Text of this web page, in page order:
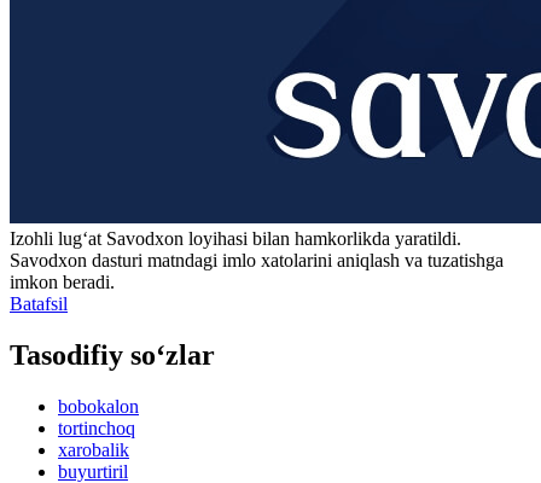
Izohli lugʻat Savodxon loyihasi bilan hamkorlikda yaratildi.
Savodxon dasturi matndagi imlo xatolarini aniqlash va tuzatishga
imkon beradi.
Batafsil
Tasodifiy so‘zlar
bobokalon
tortinchoq
xarobalik
buyurtiril